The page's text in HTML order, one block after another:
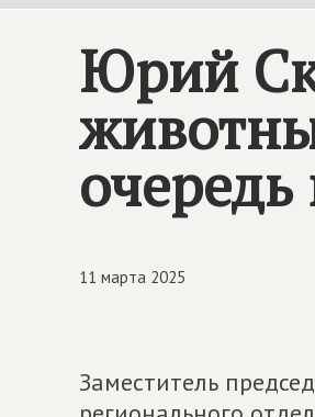
Юрий
очередь
11 марта 2025
Заместитель